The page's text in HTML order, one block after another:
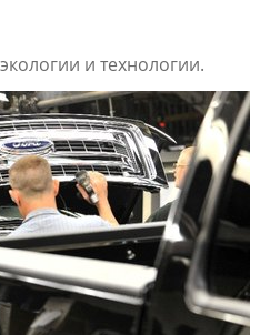
и технологии.